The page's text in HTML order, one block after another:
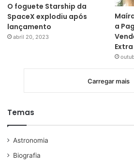
O foguete Starship da
SpaceX explodiu após
lançamento
abril 20, 2023
a
Extra
Carregar mais
Temas
Astronomia
Biografia